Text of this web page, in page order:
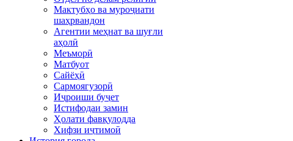
Мактубҳо ва муроҷиати
шаҳрвандон
Агентии меҳнат ва шуғли
аҳолӣ
Меъморӣ
Матбуот
Сайёҳӣ
Сармоягузорӣ
Иҷроиши буҷет
Истифодаи замин
Ҳолати фавқулодда
Хифзи иҷтимоӣ